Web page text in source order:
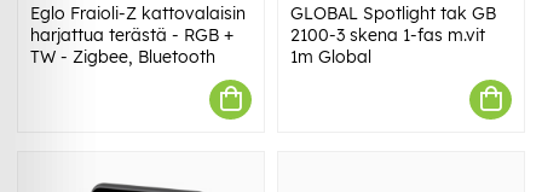
Eglo Fraioli-Z kattovalaisin
harjattua terästä - RGB +
TW - Zigbee, Bluetooth
GLOBAL Spotlight tak GB
2100-3 skena 1-fas m.vit
1m Global